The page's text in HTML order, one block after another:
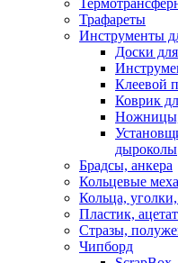
Трафареты
Инструменты
Доски
Клеевой
Коврик
дыроколы
Брадсы, анкера
Кольцевые
Кольца,
Пластик,
Стразы,
Чипборд